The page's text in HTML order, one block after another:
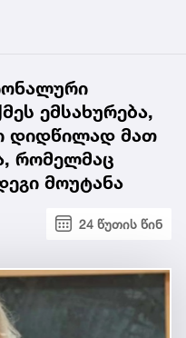
ემსახურება,
დიდწილად მათ
რომელმაც
მოუტანა
24 წუთის წინ